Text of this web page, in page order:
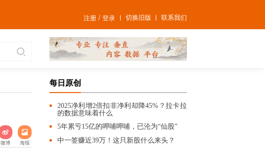
联系我们
切换旧版
注册 /登录
微博 海报
每日原创
2025净利增2倍扣非净利却降45%？拉卡拉
的数据意味着什么
5年累亏15亿的呷哺呷哺，已沦为“仙股”
中一签赚近39万！这只新股什么来头？